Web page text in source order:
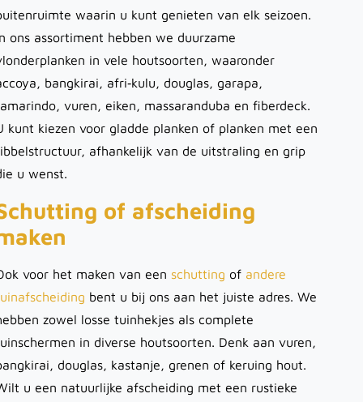
waarin u kunt genieten van elk seizoen.
ons assortiment hebben we duurzame
in vele houtsoorten, waaronder
bangkirai, afri‑kulu, douglas, garapa,
vuren, eiken, massaranduba en fiberdeck.
kunt kiezen voor gladde planken of planken met een
afhankelijk van de uitstraling en grip
u wenst.
of afscheiding
voor het maken van een schutting of andere
bent u bij ons aan het juiste adres. We
zowel losse tuinhekjes als complete
in diverse houtsoorten. Denk aan vuren,
douglas, kastanje, grenen of keruing hout.
u een natuurlijke afscheiding met een rustieke